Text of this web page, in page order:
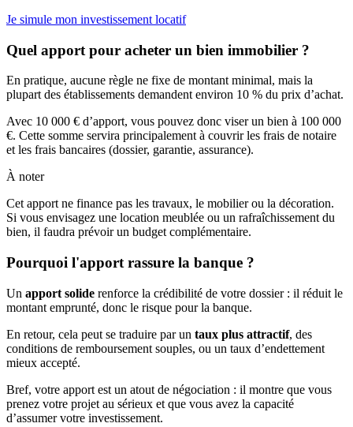
Je simule mon investissement locatif
Quel apport pour acheter un bien immobilier ?
En pratique, aucune règle ne fixe de montant minimal, mais la
plupart des établissements demandent environ 10 % du prix d’achat.
Avec 10 000 € d’apport, vous pouvez donc viser un bien à 100 000
€. Cette somme servira principalement à couvrir les frais de notaire
et les frais bancaires (dossier, garantie, assurance).
À noter
Cet apport ne finance pas les travaux, le mobilier ou la décoration.
Si vous envisagez une location meublée ou un rafraîchissement du
bien, il faudra prévoir un budget complémentaire.
Pourquoi l'apport rassure la banque ?
Un apport solide renforce la crédibilité de votre dossier : il réduit le
montant emprunté, donc le risque pour la banque.
En retour, cela peut se traduire par un taux plus attractif, des
conditions de remboursement souples, ou un taux d’endettement
mieux accepté.
Bref, votre apport est un atout de négociation : il montre que vous
prenez votre projet au sérieux et que vous avez la capacité
d’assumer votre investissement.